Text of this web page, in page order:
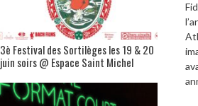
3è Festival des Sortilèges les 19 & 20
juin soirs @ Espace Saint Michel